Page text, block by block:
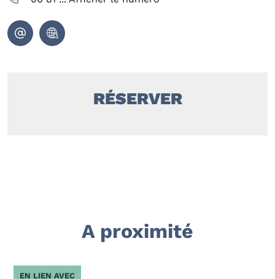
RÉSERVER
A proximité
EN LIEN AVEC